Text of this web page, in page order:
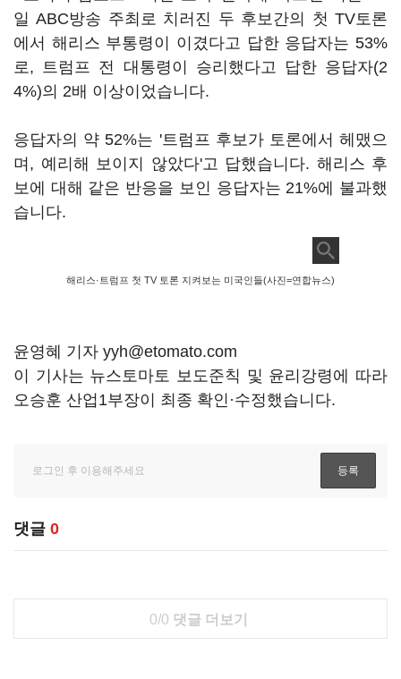
일 ABC방송 주최로 치러진 두 후보간의 첫 TV토론
에서 해리스 부통령이 이겼다고 답한 응답자는 53%
로, 트럼프 전 대통령이 승리했다고 답한 응답자(2
4%)의 2배 이상이었습니다.
응답자의 약 52%는 '트럼프 후보가 토론에서 헤맸으
며, 예리해 보이지 않았다'고 답했습니다. 해리스 후
보에 대해 같은 반응을 보인 응답자는 21%에 불과했
습니다.
해리스·트럼프 첫 TV 토론 지켜보는 미국인들(사진=연합뉴스)
윤영혜 기자 yyh@etomato.com
이 기사는 뉴스토마토 보도준칙 및 윤리강령에 따라
오승훈 산업1부장이 최종 확인·수정했습니다.
댓글 0
0/0 댓글 더보기